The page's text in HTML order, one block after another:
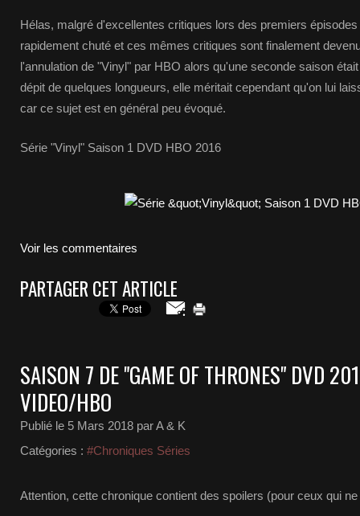
Hélas, malgré d'excellentes critiques lors des premiers
rapidement chuté et ces mêmes critiques sont finalement
l'annulation de "Vinyl" par HBO alors qu'une seconde saison
dépit de quelques longueurs, elle méritait cependant qu'on lui
car ce sujet est en général peu évoqué.
Série "Vinyl" Saison 1 DVD HBO 2016
Voir les commentaires
PARTAGER CET ARTICLE
SAISON 7 DE "GAME OF THRONES" DVD
VIDEO/HBO
Publié le 5 Mars 2018 par A & K
Catégories : #Chroniques Séries
Attention, cette chronique contient des spoilers (pour ceux qui